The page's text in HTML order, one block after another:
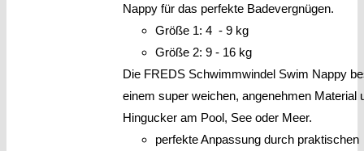
Nappy für das perfekte Badevergnügen.
Größe 1: 4 - 9 kg
Größe 2: 9 - 16 kg
Die FREDS Schwimmwindel Swim Nappy
einem super weichen, angenehmen Material
Hingucker am Pool, See oder Meer.
perfekte Anpassung durch praktischen